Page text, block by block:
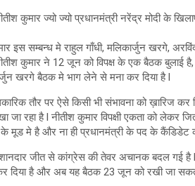
कुमार ज्यो ज्यो प्रधानमंत्री नरेंद्र मोदी के
इस सम्बन्ध मे राहुल गाँधी, मलिकार्जुन खरगे,
कुमार ने 12 जून को विपक्ष के एक बैठक बुलाई है,
खरगे बैठक मे भाग लेने से मना कर दिया है l
तौर पर ऐसे किसी भी संभावना को ख़ारिज
रहा है l नीतीश कुमार विपक्षी एकता को लेकर
मूड मे है और ना ही प्रधानमंत्री के पद के कैंडिडेट
जीत से कांग्रेस की तेवर अचानक बदल गई है
दिया है और अब यह बैठक 23 जून को रखी जा